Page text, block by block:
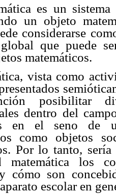
es un
un objeto
considerarse
global que puede
matemáticos.
vista como
posibilitar
dentro del
en el seno de
como objetos
Por lo tanto,
matemática los
cómo son
escolar en